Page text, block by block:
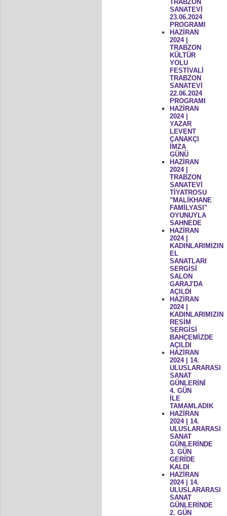
TRABZON
SANATEVİ
23.06.2024
PROGRAMI
HAZİRAN
2024 |
TRABZON
KÜLTÜR
YOLU
FESTİVALİ
TRABZON
SANATEVİ
22.06.2024
PROGRAMI
HAZİRAN
2024 |
YAZAR
LEVENT
ÇANAKÇI
İMZA
GÜNÜ
HAZİRAN
2024 |
TRABZON
SANATEVİ
TİYATROSU
"MALİKHANE
FAMİLYASI"
OYUNUYLA
SAHNEDE
HAZİRAN
2024 |
KADINLARIMIZIN
EL
SANATLARI
SERGİSİ
SALON
GARAJ'DA
AÇILDI
HAZİRAN
2024 |
KADINLARIMIZIN
RESİM
SERGİSİ
BAHÇEMİZDE
AÇILDI
HAZİRAN
2024 | 14.
ULUSLARARASI
SANAT
GÜNLERİNİ
4. GÜN
İLE
TAMAMLADIK
HAZİRAN
2024 | 14.
ULUSLARARASI
SANAT
GÜNLERİNDE
3. GÜN
GERİDE
KALDI
HAZİRAN
2024 | 14.
ULUSLARARASI
SANAT
GÜNLERİNDE
2. GÜN